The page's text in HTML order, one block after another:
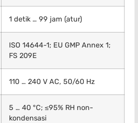
1 detik … 99 jam (atur)
ISO 14644-1; EU GMP Annex 1;
FS 209E
110 … 240 V AC, 50/60 Hz
5 … 40 °C; ≤95% RH non-
kondensasi